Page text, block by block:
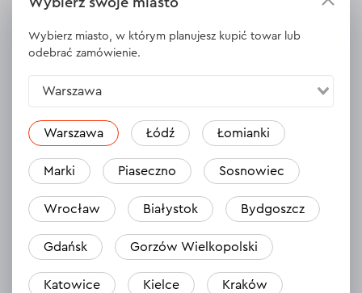
WYŚWIETL DANE TECHNICZNE
Opinie 1
Florian
Świetny zakup.
Odpowiedź 1 odpowiedź
Wybierz miasto, w którym planujesz kupić towar lub
odebrać zamówienie.
Warszawa
Warszawa Łódź Łomianki
Marki Piaseczno Sosnowiec
Wrocław Białystok Bydgoszcz
Gdańsk Gorzów Wielkopolski
Katowice Kielce Kraków